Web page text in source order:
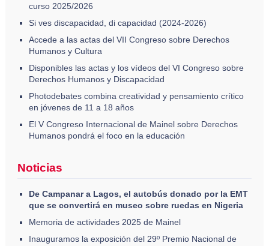
curso 2025/2026
Si ves discapacidad, di capacidad (2024-2026)
Accede a las actas del VII Congreso sobre Derechos
Humanos y Cultura
Disponibles las actas y los vídeos del VI Congreso sobre
Derechos Humanos y Discapacidad
Photodebates combina creatividad y pensamiento crítico
en jóvenes de 11 a 18 años
El V Congreso Internacional de Mainel sobre Derechos
Humanos pondrá el foco en la educación
Noticias
De Campanar a Lagos, el autobús donado por la EMT
que se convertirá en museo sobre ruedas en Nigeria
Memoria de actividades 2025 de Mainel
Inauguramos la exposición del 29º Premio Nacional de